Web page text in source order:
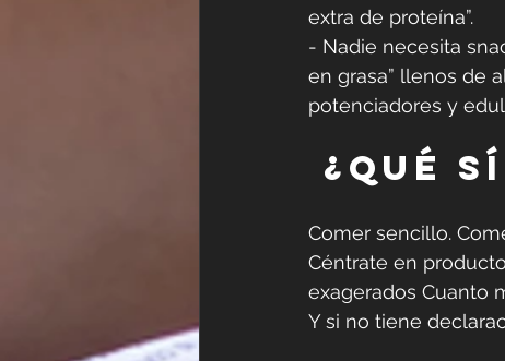
extra de proteína”.
- Nadie necesita
en grasa” llenos de
potenciadores y
¿Qué
Comer sencillo.
Céntrate en
exagerados Cuanto
Y si no tiene